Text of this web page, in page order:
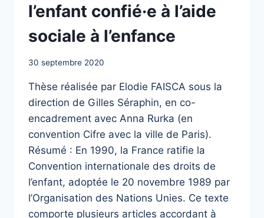
l’enfant confié·e à l’aide
sociale à l’enfance
30 septembre 2020
Thèse réalisée par Elodie FAISCA sous la
direction de Gilles Séraphin, en co-
encadrement avec Anna Rurka (en
convention Cifre avec la ville de Paris).
Résumé : En 1990, la France ratifie la
Convention internationale des droits de
l’enfant, adoptée le 20 novembre 1989 par
l’Organisation des Nations Unies. Ce texte
comporte plusieurs articles accordant à